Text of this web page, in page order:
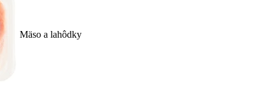
Mäso a lahôdky